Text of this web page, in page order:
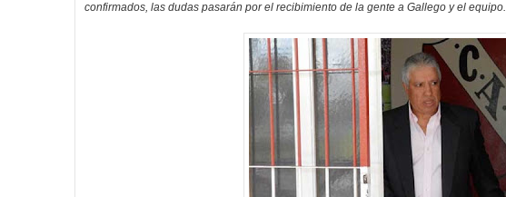
confirmados, las dudas pasarán por el recibimiento de la gente a Gallego y el equipo.